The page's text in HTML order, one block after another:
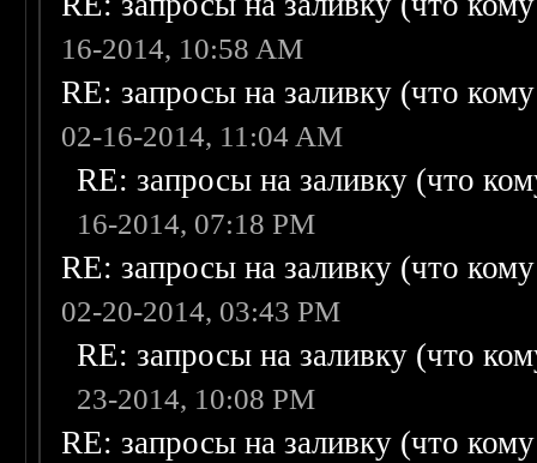
16-2014, 10:58 AM
RE: запросы на заливку (что
02-16-2014, 11:04 AM
RE: запросы на заливку (что
16-2014, 07:18 PM
RE: запросы на заливку (что
02-20-2014, 03:43 PM
RE: запросы на заливку (что
23-2014, 10:08 PM
RE: запросы на заливку (что